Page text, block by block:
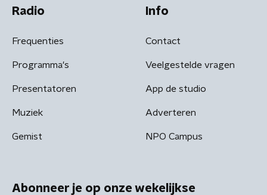
Radio
Frequenties
Programma's
Presentatoren
Muziek
Gemist
Info
Contact
Veelgestelde vragen
App de studio
Adverteren
NPO Campus
Abonneer je op onze wekelijkse